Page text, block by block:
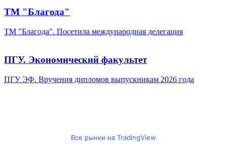
ТМ "Благода"
ТМ "Благода". Посетила международная делегация
ПГУ. Экономический факультет
ПГУ ЭФ. Вручения дипломов выпускникам 2026 года
Все рынки на TradingView